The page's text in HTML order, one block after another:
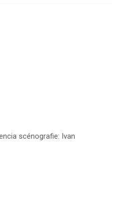
scénografie: Ivan